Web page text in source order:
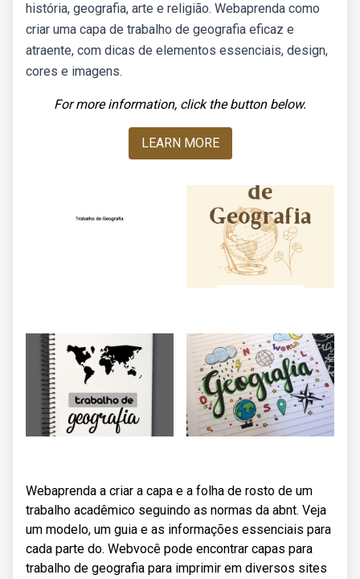
história, geografia, arte e religião. Webaprenda como
criar uma capa de trabalho de geografia eficaz e
atraente, com dicas de elementos essenciais, design,
cores e imagens.
For more information, click the button below.
LEARN MORE
Webaprenda a criar a capa e a folha de rosto de um
trabalho acadêmico seguindo as normas da abnt. Veja
um modelo, um guia e as informações essenciais para
cada parte do. Webvocê pode encontrar capas para
trabalho de geografia para imprimir em diversos sites